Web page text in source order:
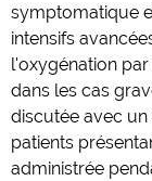
symptomatique
intensifs
l'oxygénation
dans les cas
discutée avec
patients
administrée